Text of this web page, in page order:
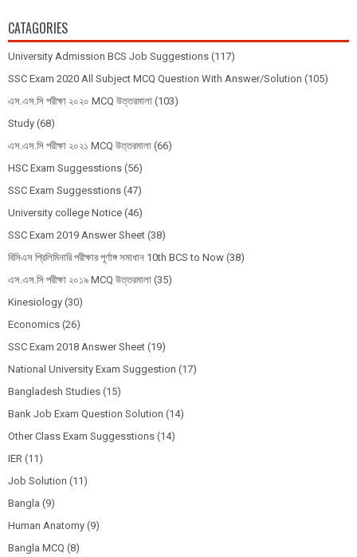
CATAGORIES
University Admission BCS Job Suggestions (117)
SSC Exam 2020 All Subject MCQ Question With Answer/Solution (105)
এস.এস.সি পরীক্ষা ২০২০ MCQ উত্তরমালা (103)
Study (68)
এস.এস.সি পরীক্ষা ২০২১ MCQ উত্তরমালা (66)
HSC Exam Suggesstions (56)
SSC Exam Suggesstions (47)
University college Notice (46)
SSC Exam 2019 Answer Sheet (38)
বিসিএস প্রিলিমিনারি পরীক্ষার পূর্ণাঙ্গ সমাধান 10th BCS to Now (38)
এস.এস.সি পরীক্ষা ২০১৯ MCQ উত্তরমালা (35)
Kinesiology (30)
Economics (26)
SSC Exam 2018 Answer Sheet (19)
National University Exam Suggestion (17)
Bangladesh Studies (15)
Bank Job Exam Question Solution (14)
Other Class Exam Suggesstions (14)
IER (11)
Job Solution (11)
Bangla (9)
Human Anatomy (9)
Bangla MCQ (8)